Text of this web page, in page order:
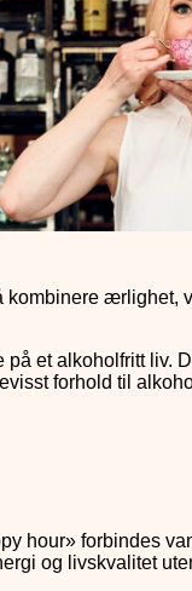
kombinere ærlighet,
et alkoholfritt liv.
forhold til
hour» forbindes
og livskvalitet